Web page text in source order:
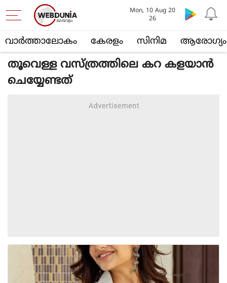
വാര്‍ത്താലോകം കേരളം സിനിമ ആരോഗ്യം
Mon, 10 Aug 20
26
തൂവെള്ള വസ്ത്രത്തിലെ കറ കളയാൻ
ചെയ്യേണ്ടത്